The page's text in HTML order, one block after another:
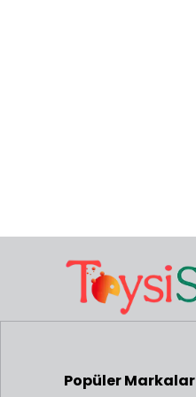
Popüler Markalar